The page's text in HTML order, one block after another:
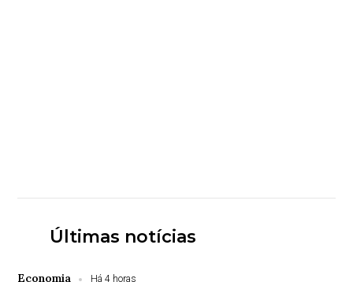
Últimas notícias
Economia Há 4 horas